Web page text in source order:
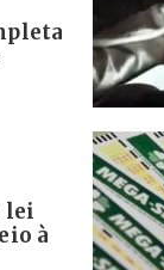
lei
à